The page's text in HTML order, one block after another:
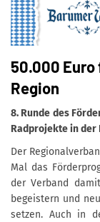
50.000
Region
8. Runde des
Radprojekte in der
Der
Mal das
der Verband
begeistern und
setzen. Auch in